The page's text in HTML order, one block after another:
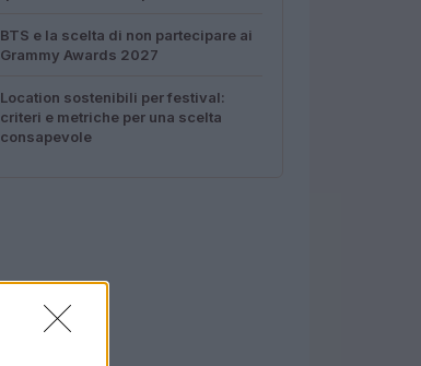
BTS e la scelta di non partecipare ai
Grammy Awards 2027
Location sostenibili per festival:
criteri e metriche per una scelta
consapevole